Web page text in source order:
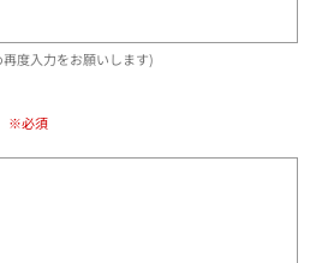
再度入力をお願いします)